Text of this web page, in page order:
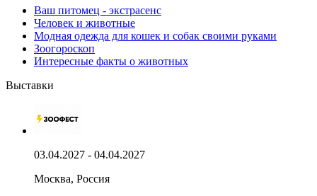
Ваш питомец - экстрасенс
Человек и животные
Модная одежда для кошек и собак своими руками
Зоогороскоп
Интересные факты о животных
Выставки
03.04.2027 - 04.04.2027
Москва, Россия